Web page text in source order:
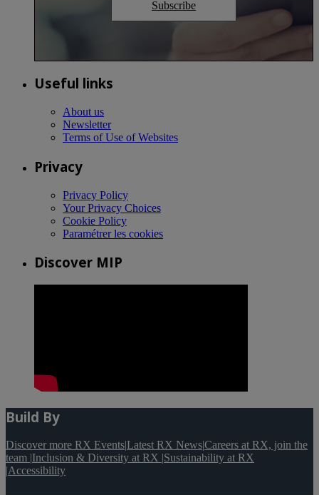
Subscribe
Useful links
About us
Newsletter
Terms of Use of Websites
Privacy
Privacy Policy
Your Privacy Choices
Cookie Policy
Paramétrer les cookies
Discover MIP
Build By
Discover more RX Events|Latest RX News|Careers at RX, join the
team |Inclusion & Diversity at RX |Sustainability at RX
|Accessibility